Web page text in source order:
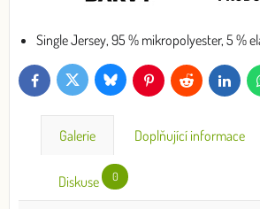
Single Jersey, 95 % mikropolyester, 5 %
FacebookTwitter Bluesky PinterestReddit LinkedIn
Galerie Doplňující informace
Diskuse 0